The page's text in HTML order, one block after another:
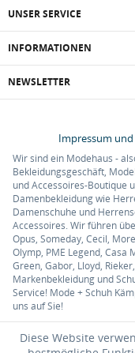
UNSER SERVICE
INFORMATIONEN
NEWSLETTER
Impressum
Wir sind ein Modehaus -
Bekleidungsgeschäft,
und Accessoires-Boutique
Damenbekleidung wie
Damenschuhe und
Accessoires. Wir führen
Opus, Someday, Cecil,
Olymp, PME Legend, Casa
Green, Gabor, Lloyd,
Markenbekleidung und
Service! Mode + Schuh
uns auf Sie!
Diese Website